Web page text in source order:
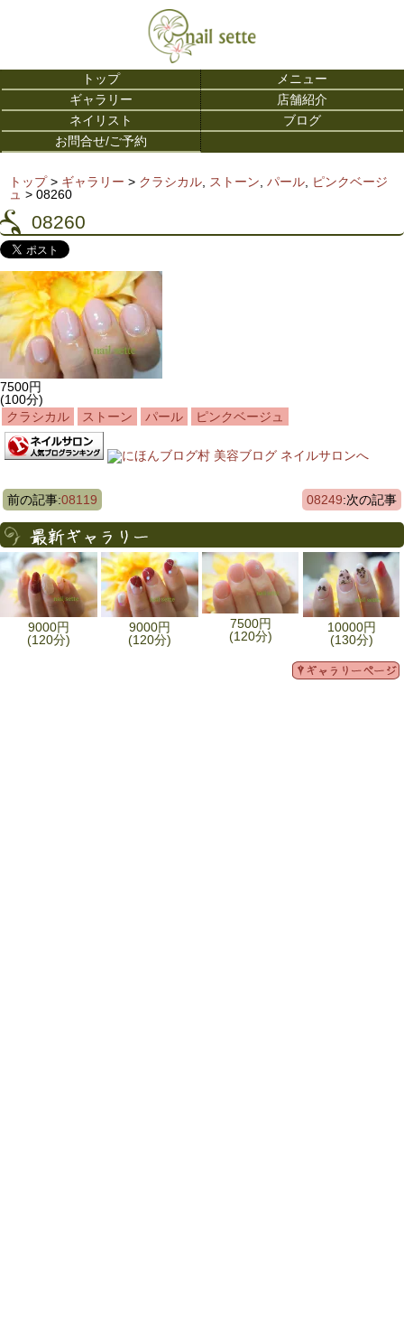
トップ
メニュー
ギャラリー
店舗紹介
ネイリスト
ブログ
お問合せ/ご予約
トップ> ギャラリー > クラシカル, ストーン, パール, ピンクベージ
ュ > 08260
08260
7500円
(100分)
クラシカル
ストーン パール ピンクベージュ
前の記事:08119 08249:次の記事
9000円
(120分)
9000円
(120分)
7500円
(120分)
10000円
(130分)